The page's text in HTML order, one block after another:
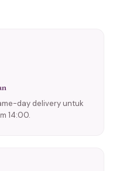
day delivery untuk
14:00.